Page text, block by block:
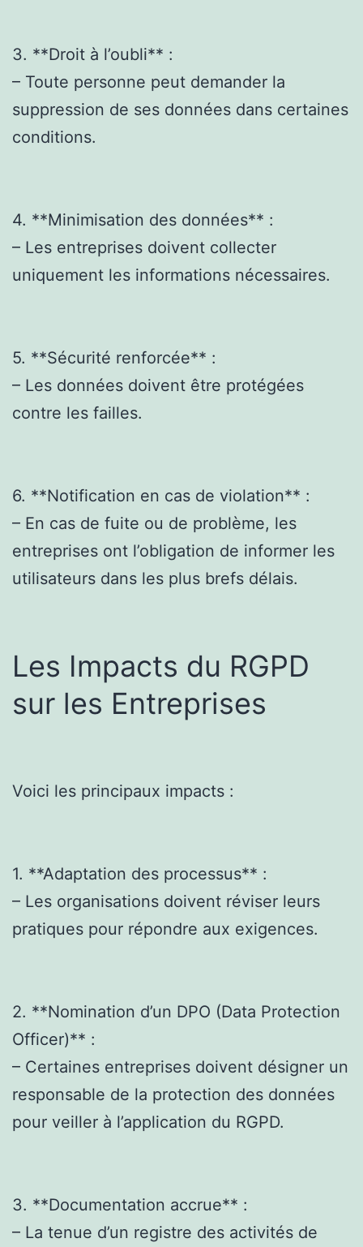
3. **Droit à l’oubli** :
– Toute personne peut demander la
suppression de ses données dans certaines
conditions.
4. **Minimisation des données** :
– Les entreprises doivent collecter
uniquement les informations nécessaires.
5. **Sécurité renforcée** :
– Les données doivent être protégées
contre les failles.
6. **Notification en cas de violation** :
– En cas de fuite ou de problème, les
entreprises ont l’obligation de informer les
utilisateurs dans les plus brefs délais.
Les Impacts du RGPD
sur les Entreprises
Voici les principaux impacts :
1. **Adaptation des processus** :
– Les organisations doivent réviser leurs
pratiques pour répondre aux exigences.
2. **Nomination d’un DPO (Data Protection
Officer)** :
– Certaines entreprises doivent désigner un
responsable de la protection des données
pour veiller à l’application du RGPD.
3. **Documentation accrue** :
– La tenue d’un registre des activités de